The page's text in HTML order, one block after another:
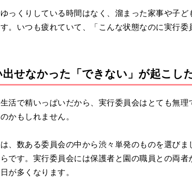
っくりしている時間はなく、溜まった家事や子
。いつも疲れていて、「こんな状態なのに実行
せなかった「できない」が起こし
生活で精いっぱいだから、実行委員会はとても無
かもしれません。
、数ある委員会の中から渋々単発のものを選び
です。実行委員会には保護者と園の職員との両
が多くなります。